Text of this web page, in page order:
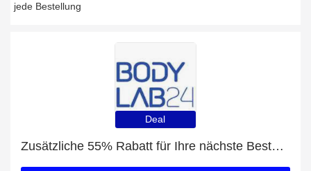
jede Bestellung
Deal
Zusätzliche 55% Rabatt für Ihre nächste Bestellung